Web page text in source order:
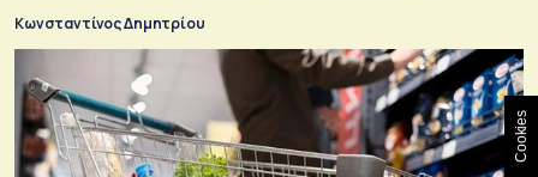
Κωνσταντίνος Δημητρίου
Cookies